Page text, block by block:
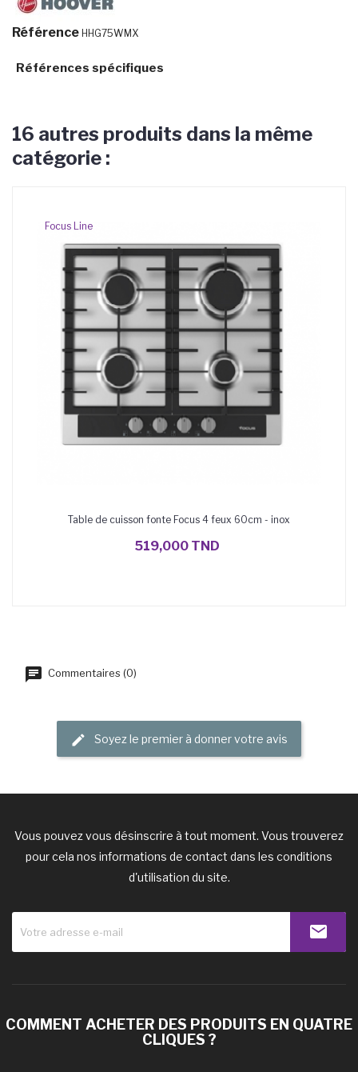
Référence HHG75WMX
Références spécifiques
16 autres produits dans la même
catégorie :
Focus Line
Table de cuisson fonte Focus 4 feux 60cm - inox
519,000 TND
Commentaires (0)
Soyez le premier à donner votre avis
Vous pouvez vous désinscrire à tout moment. Vous trouverez
pour cela nos informations de contact dans les conditions
d'utilisation du site.
COMMENT ACHETER DES PRODUITS EN QUATRE
CLIQUES ?